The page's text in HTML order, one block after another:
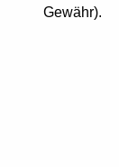
Gewähr).